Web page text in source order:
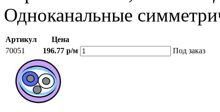
Одноканальные
Артикул
Цена
70051
196.77 р/м Под заказ